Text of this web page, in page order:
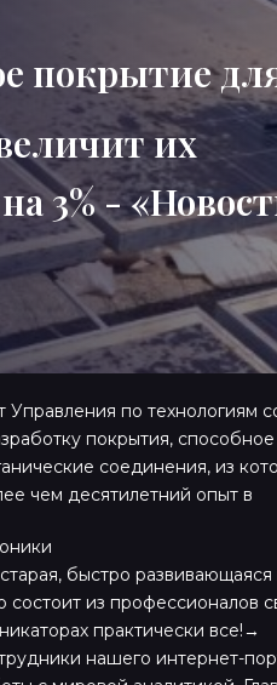
покрытие
их
3% -
Управления по технологиям
покрытия, способное
соединения, из
чем десятилетний опыт в
быстро
состоит из профессионалов
практически все!→
нашего интернет-